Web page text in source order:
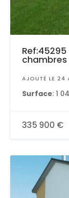
AJOUTÉ LE 24
Surface: 1
335 900 €